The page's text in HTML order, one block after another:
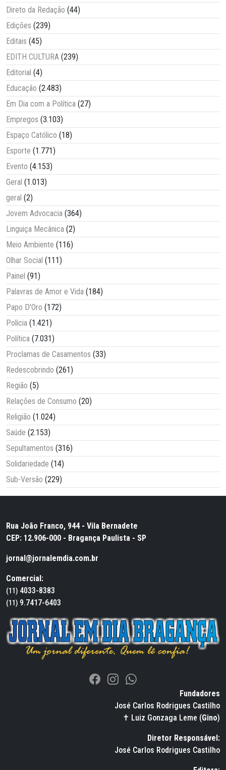
Direto da Redação (44)
Edições (239)
Editais (45)
EDITH CULTURA (239)
Editorial (4)
Educação (2.483)
Em Dia com a Política (27)
Empregos (3.103)
Espaço Católico (18)
Esporte (1.771)
Evento (4.153)
Geral (1.013)
geral (2)
Jovem Advocacia (364)
Linguiça Mecânica (2)
Meio Ambiente (116)
Olhar Social (111)
Painel (91)
Palavras de Amor e Vida (184)
Papo D'Oro (172)
Polícia (1.421)
Política (7.031)
Proclamas de Casamentos (33)
Redescobrindo (261)
Região (5)
Relações de Consumo (20)
Religião (1.024)
Saúde (2.153)
Sepultamentos (316)
Solidariedade (14)
Sub-Versão (229)
Rua João Franco, 944 - Vila Bernadete
CEP: 12.906-000 - Bragança Paulista - SP
jornal@jornalemdia.com.br
Comercial:
(11) 4033-8383
(11) 9.7417-6403
Fundadores
José Carlos Rodrigues Castilho
✝ Luiz Gonzaga Leme (Gino)
Diretor Responsável:
José Carlos Rodrigues Castilho